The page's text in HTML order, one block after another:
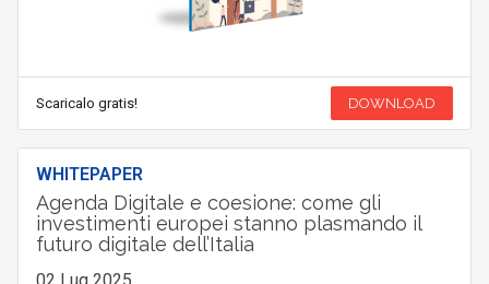
Scaricalo gratis! DOWNLOAD
WHITEPAPER
Agenda Digitale e coesione: come gli
investimenti europei stanno plasmando il
futuro digitale dell’Italia